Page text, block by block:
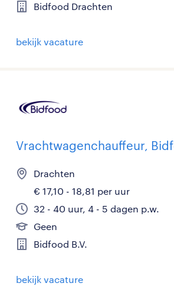
Bidfood Drachten
bekijk vacature
Vrachtwagenchauffeur,
Drachten
€ 17,10 - 18,81 per uur
32 - 40 uur, 4 - 5 dagen p.w.
Geen
Bidfood B.V.
bekijk vacature